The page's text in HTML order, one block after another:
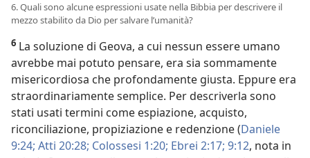
6. Quali sono alcune espressioni usate nella Bibbia per descrivere il
mezzo stabilito da Dio per salvare l’umanità?
6 La soluzione di Geova, a cui nessun essere umano
avrebbe mai potuto pensare, era sia sommamente
misericordiosa che profondamente giusta. Eppure era
straordinariamente semplice. Per descriverla sono
stati usati termini come espiazione, acquisto,
riconciliazione, propiziazione e redenzione (Daniele
9:24; Atti 20:28; Colossesi 1:20; Ebrei 2:17; 9:12, nota in